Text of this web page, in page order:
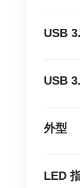
USB
USB
外型
LED